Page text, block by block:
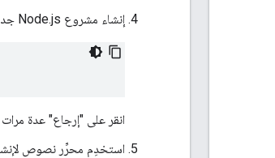
إنشاء مشروع Node.js جديد:
انقر على "إرجاع" عدة مرات
استخدِم محرِّر نصوص